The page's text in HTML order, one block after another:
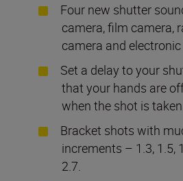
Four new shutter
camera, film camera,
camera and electronic
Set a delay to your
that your hands are
when the shot is
Bracket shots with
increments – 1.3, 1.5,
2.7.